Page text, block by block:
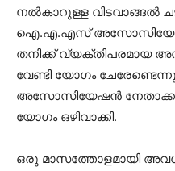
നൽകാറുള്ള വിടവാങ്ങൽ
ഐ.എ.എസ്
തനിക്ക് വ്യക്തിപരമായ
വേണ്ടി യോഗം
അസോസിയേഷൻ
യോഗം ഒഴിവാക്കി.
ഒരു മാസത്തോളമായി